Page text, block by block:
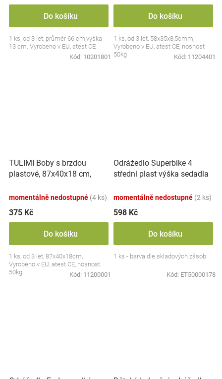
Do košíku
1 ks, od 3 let, průměr 66 cm,výška
13 cm. Vyrobeno v EU, atest CE
Kód: 10201801
Do košíku
1 ks, od 3 let, 58x35x8,5cmm,
Vyrobeno v EU, atest CE, nosnost
50kg
Kód: 11204401
TULIMI Boby s brzdou
plastové, 87x40x18 cm,
momentálně nedostupné (4 ks)
375 Kč
Do košíku
1 ks, od 3 let, 87x40x18cm,
Vyrobeno v EU, atest CE, nosnost
50kg
Kód: 11200001
Odrážedlo Superbike 4
střední plast výška sedadla
od 24měsí
momentálně nedostupné (2 ks)
598 Kč
Do košíku
1 ks - barva dle skladových zásob
Kód: ET50000178